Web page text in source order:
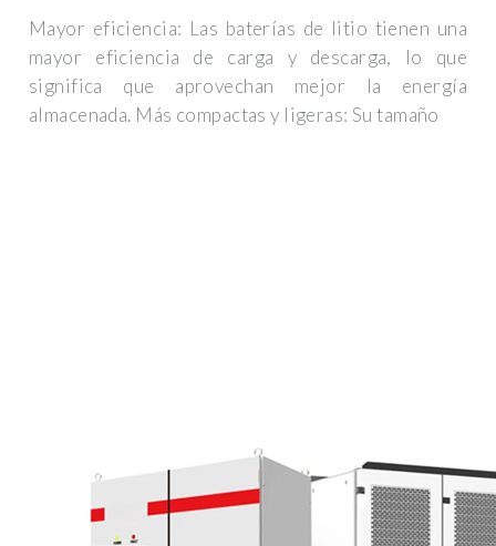
Mayor eficiencia: Las baterías de litio tienen una
mayor eficiencia de carga y descarga, lo que
significa que aprovechan mejor la energía
almacenada. Más compactas y ligeras: Su tamaño